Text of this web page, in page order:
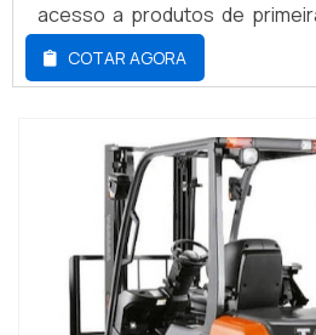
acesso a produtos de
suporte completo, do
pós-venda.MAIS
HIDRÁULICAQuem quer
hidráulica em uma empresa
até o site da RS
com mini guindaste
manual, a companhia garante
da venda à entrega final, com
qualidade.Sem perder o foco
COTAR AGORA